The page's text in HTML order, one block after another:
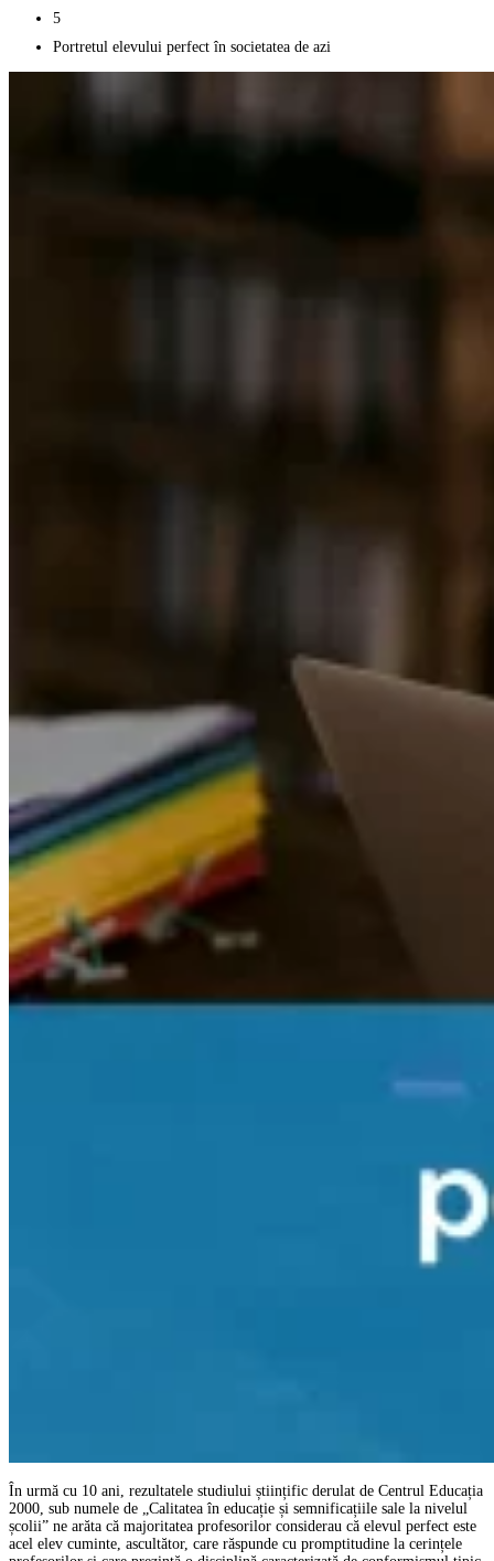
5
Portretul elevului perfect în societatea de azi
În urmă cu 10 ani, rezultatele studiului științific derulat de Centrul Educația
2000, sub numele de „Calitatea în educație și semnificațiile sale la nivelul
școlii” ne arăta că majoritatea profesorilor considerau că elevul perfect este
acel elev cuminte, ascultător, care răspunde cu promptitudine la cerințele